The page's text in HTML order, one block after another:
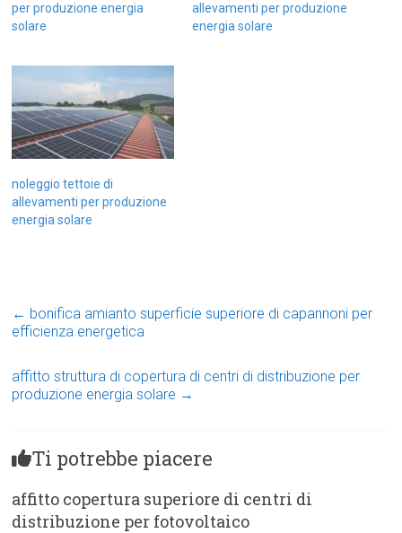
per produzione energia
solare
allevamenti per produzione
energia solare
noleggio tettoie di
allevamenti per produzione
energia solare
← bonifica amianto superficie superiore di capannoni per
efficienza energetica
affitto struttura di copertura di centri di distribuzione per
produzione energia solare →
Ti potrebbe piacere
affitto copertura superiore di centri di
distribuzione per fotovoltaico